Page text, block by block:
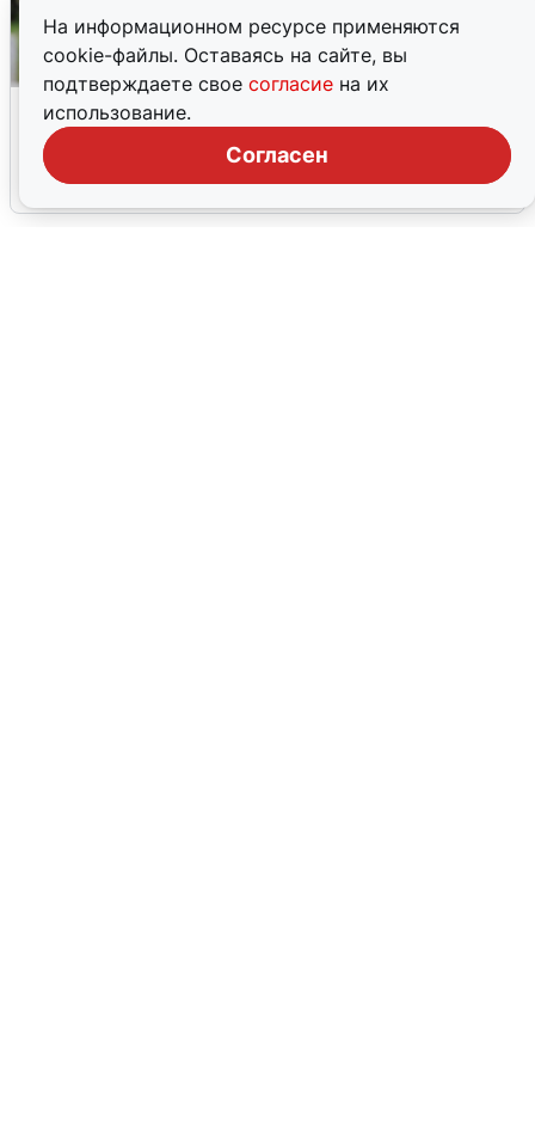
На информационном ресурсе применяются
cookie-файлы. Оставаясь на сайте, вы
подтверждаете свое согласие на их
использование.
Согласен
Волгоградцы остались без
мобильного интернета
6 августа 0